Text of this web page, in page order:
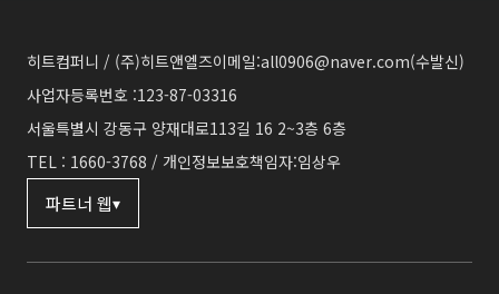
히트컴퍼니 / (주)히트앤엘즈이메일:all0906@naver.com(수발신)
사업자등록번호 :123-87-03316
서울특별시 강동구 양재대로113길 16 2~3층 6층
TEL : 1660-3768 / 개인정보보호책임자:임상우
파트너 웹▾